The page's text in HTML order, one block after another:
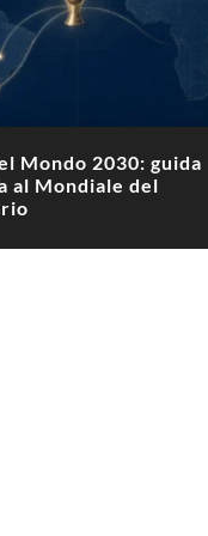
Mondo 2030: guida
al Mondiale del